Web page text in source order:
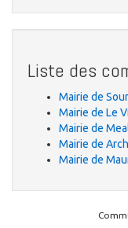
Liste des
Mairie de
Mairie de Le
Mairie de
Mairie de
Mairie de